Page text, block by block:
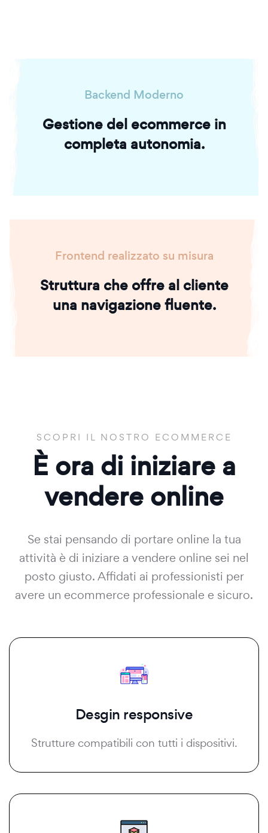
Backend Moderno
Gestione del ecommerce in
completa autonomia.
Frontend realizzato su misura
Struttura che offre al cliente
una navigazione fluente.
SCOPRI IL NOSTRO ECOMMERCE
È ora di iniziare a
vendere online
Se stai pensando di portare online la tua
attività è di iniziare a vendere online sei nel
posto giusto. Affidati ai professionisti per
avere un ecommerce professionale e sicuro.
Desgin responsive
Strutture compatibili con tutti i dispositivi.